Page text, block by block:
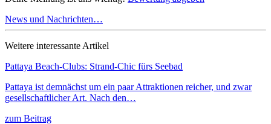
News und Nachrichten…
Weitere interessante Artikel
Pattaya Beach-Clubs: Strand-Chic fürs Seebad
Pattaya ist demnächst um ein paar Attraktionen reicher, und zwar
gesellschaftlicher Art. Nach den…
zum Beitrag